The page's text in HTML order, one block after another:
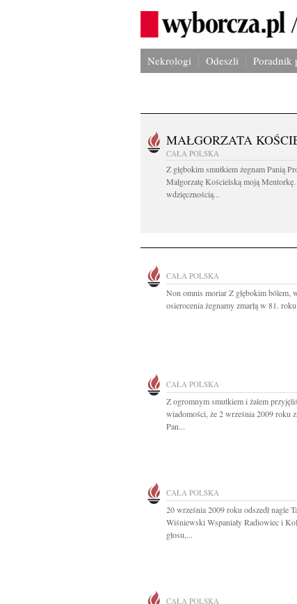
Nekrologi Odeszli Poradnik
MAŁGORZATA
CAŁA POLSKA
Z głębokim smutkiem żegnam Panią
Małgorzatę Kościelską moją
wdzięcznością...
CAŁA POLSKA
Non omnis moriar Z głębokim bólem,
osierocenia żegnamy zmarłą w 81.
CAŁA POLSKA
Z ogromnym smutkiem i żalem
wiadomości, że 2 września 2009 roku
Pan...
CAŁA POLSKA
20 września 2009 roku odszedł nagle
Wiśniewski Wspaniały Radiowiec i
głosu,...
CAŁA POLSKA